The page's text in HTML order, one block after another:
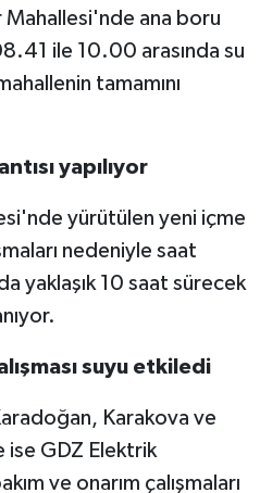
ana boru
ile 10.00 arasında su
tamamını
yapılıyor
yürütülen yeni içme
nedeniyle saat
yaklaşık 10 saat sürecek
suyu etkiledi
Karakova ve
ise GDZ Elektrik
ve onarım çalışmaları